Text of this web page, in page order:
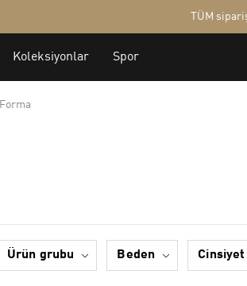
Forma
ürün grubu beden cinsiyet